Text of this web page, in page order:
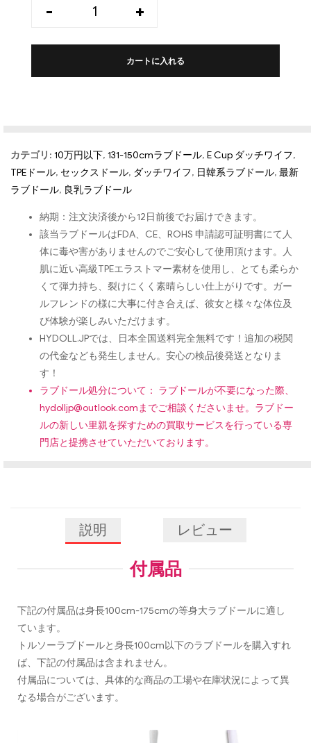
- +
カートに入れる
カテゴリ: 10万円以下, 131-150cmラブドール, E Cup ダッチワイフ,
TPEドール, セックスドール, ダッチワイフ, 日韓系ラブドール, 最新
ラブドール, 良乳ラブドール
納期：注文決済後から12日前後でお届けできます。
該当ラブドールはFDA、CE、ROHS 申請認可証明書にて人
体に毒や害がありませんのでご安心して使用頂けます。人
肌に近い高級TPEエラストマー素材を使用し、とても柔らか
くて弾力持ち、裂けにくく素晴らしい仕上がりです。ガー
ルフレンドの様に大事に付き合えば、彼女と様々な体位及
び体験が楽しみいただけます。
HYDOLL.JPでは、日本全国送料完全無料です！追加の税関
の代金なども発生しません。安心の検品後発送となりま
す！
ラブドール処分について： ラブドールが不要になった際、
hydolljp@outlook.comまでご相談くださいませ。ラブドー
ルの新しい里親を探すための買取サービスを行っている専
門店と提携させていただいております。
説明 レビュー
付属品
下記の付属品は身長100cm-175cmの等身大ラブドールに適し
ています。
トルソーラブドールと身長100cm以下のラブドールを購入すれ
ば、下記の付属品は含まれません。
付属品については、具体的な商品の工場や在庫状況によって異
なる場合がございます。